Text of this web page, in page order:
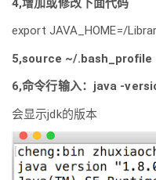
export JAVA_HOME=/
5,source ~/.bash_profile
6,命令行输入：java -
会显示jdk的版本